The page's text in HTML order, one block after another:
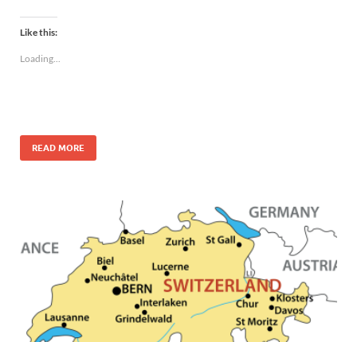
Like this:
Loading...
READ MORE